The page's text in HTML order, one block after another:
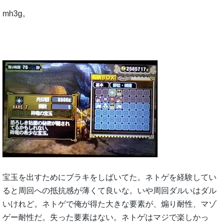
mh3g。
宝玉を出すためにブラキをしばいてた。ネトゲを経験してい
ると周回への抵抗感が薄くて良いな。いや周回ダルいはダル
いけれど。ネトゲで俺が得た大きな要素が、煽り耐性、マゾ
ゲー耐性だ。失った要素はない。ネトゲはマジで楽しかっ